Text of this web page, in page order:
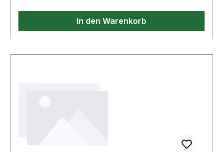
In den Warenkorb